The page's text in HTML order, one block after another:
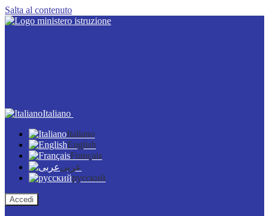
Salta al contenuto
Italiano
Italiano
English
Français
عربى
русский
Accedi